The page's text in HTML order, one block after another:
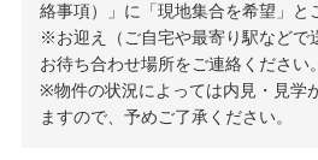
絡事項）」に「現地集合を希望」と
※お迎え（ご自宅や最寄り駅などで
お待ち合わせ場所をご連絡ください
※物件の状況によっては内見・見学
ますので、予めご了承ください。